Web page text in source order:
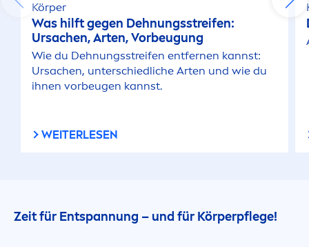
Körper
Was hilft gegen Dehnungsstreifen:
Ursachen, Arten, Vorbeugung
Wie du Dehnungsstreifen entfernen kannst:
Ursachen, unterschiedliche Arten und wie du
ihnen vorbeugen kannst.
WEITERLESEN
Zeit für Entspannung – und für Körperpflege!